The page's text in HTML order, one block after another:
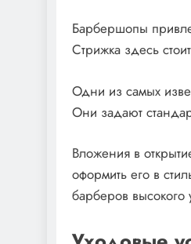
Барбершопы
Стрижка здесь
Одни из самых
Они задают
Вложения в
оформить его в
барберов высокого